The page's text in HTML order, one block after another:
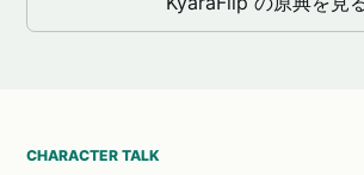
CHARACTER TALK